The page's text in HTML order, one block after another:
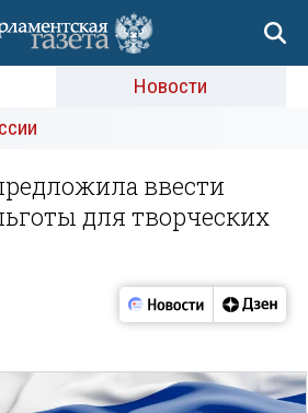
Новости
ввести
для творческих